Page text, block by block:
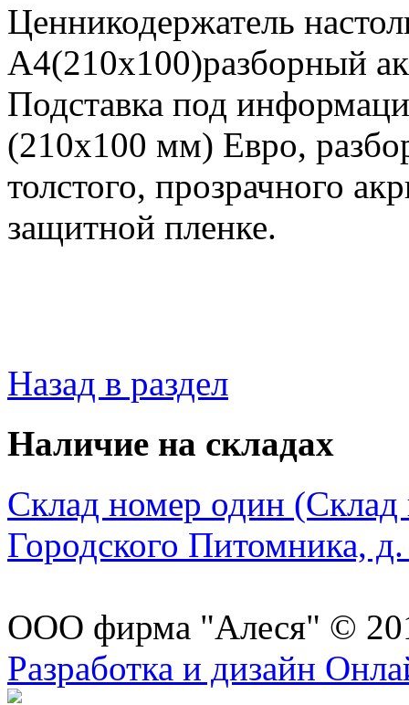
Ценникодержатель
А4(210х100)разборный
Подставка под
(210x100 мм) Евро,
толстого, прозрачного
защитной пленке.
Назад в раздел
Наличие на складах
Склад номер один (Склад
Городского Питомника,
ООО фирма "Алеся" ©
Разработка и дизайн